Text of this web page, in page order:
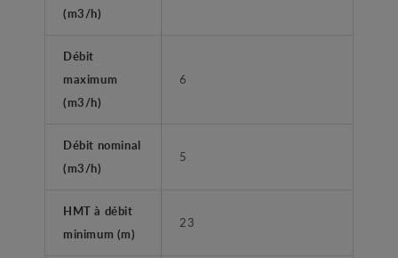
(m3/h)
Débit
maximum
(m3/h)
6
Débit nominal
(m3/h)
5
HMT à débit
minimum (m)
23